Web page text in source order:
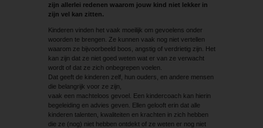
zijn allerlei redenen waarom jouw kind niet lekker in
zijn vel kan zitten.
Kinderen vinden het vaak moeilijk om gevoelens onder
woorden te brengen. Ze kunnen vaak nog niet vertellen
waarom ze bijvoorbeeld boos, angstig of verdrietig zijn. Het
kan zijn dat ze niet goed weten wat er van ze verwacht
wordt of dat ze zich onbegrepen voelen.
Dat geeft de kinderen zelf, hun ouders, en ­andere mensen
die belangrijk voor ze zijn,
vaak een machteloos gevoel. Een kindercoach kan hierin
begeleiding en advies geven. Ellen gelooft erin dat alle
kinderen talenten, kwaliteiten en krachten in zich hebben
die ze (nog) niet hebben ontdekt of ze weten er nog niet